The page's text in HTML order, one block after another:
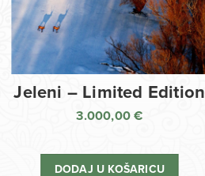
Jeleni – Limited Edition
3.000,00€
DODAJ U KOŠARICU